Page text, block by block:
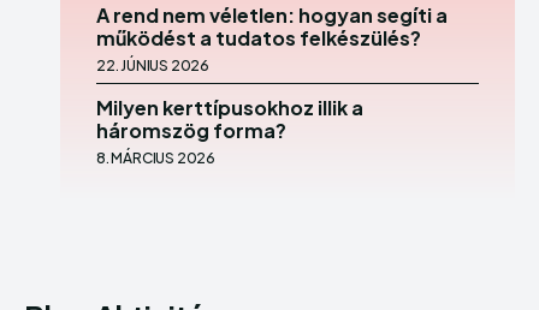
A rend nem véletlen: hogyan segíti a
működést a tudatos felkészülés?
22. JÚNIUS 2026
Milyen kerttípusokhoz illik a
háromszög forma?
8. MÁRCIUS 2026